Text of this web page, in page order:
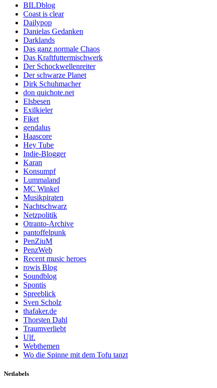
BILDblog
Coast is clear
Dailypop
Danielas Gedanken
Darklands
Das ganz normale Chaos
Das Kraftfuttermischwerk
Der Schockwellenreiter
Der schwarze Planet
Dirk Schuhmacher
don quichote.net
Elsbesen
Exilkieler
Fiket
gendalus
Haascore
Hey Tube
Indie-Blogger
Karan
Konsumpf
Lummaland
MC Winkel
Musikpiraten
Nachtschwarz
Netzpolitik
Otranto-Archive
pantoffelpunk
PenZiuM
PenzWeb
Recent music heroes
rowis Blog
Soundblog
Spontis
Spreeblick
Sven Scholz
thafaker.de
Thorsten Dahl
Traumverliebt
Ulf.
Webthemen
Wo die Spinne mit dem Tofu tanzt
Netlabels